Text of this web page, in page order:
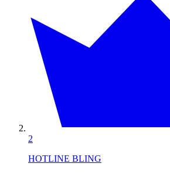
2
HOTLINE BLING